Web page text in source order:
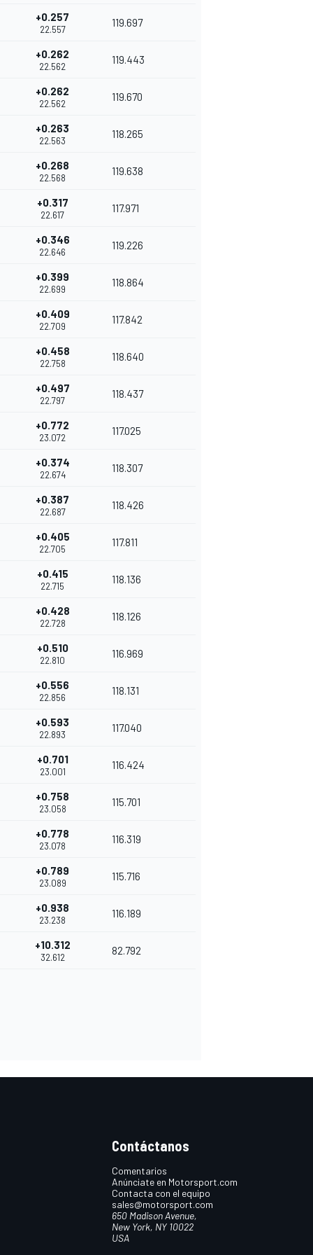
+0.257
22.557
119.697
+0.262
22.562
119.443
+0.262
22.562
119.670
+0.263
22.563
118.265
+0.268
22.568
119.638
+0.317
22.617
117.971
+0.346
22.646
119.226
+0.399
22.699
118.864
+0.409
22.709
117.842
+0.458
22.758
118.640
+0.497
22.797
118.437
+0.772
23.072
117.025
+0.374
22.674
118.307
+0.387
22.687
118.426
+0.405
22.705
117.811
+0.415
22.715
118.136
+0.428
22.728
118.126
+0.510
22.810
116.969
+0.556
22.856
118.131
+0.593
22.893
117.040
+0.701
23.001
116.424
+0.758
23.058
115.701
+0.778
23.078
116.319
+0.789
23.089
115.716
+0.938
23.238
116.189
+10.312
32.612
82.792
Contáctanos
Comentarios
Anúnciate en Motorsport.com
Contacta con el equipo
sales@motorsport.com
650 Madison Avenue,
New York, NY 10022
USA